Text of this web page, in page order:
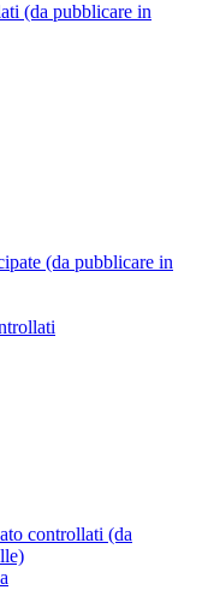
(da pubblicare in
(da pubblicare in
controllati (da